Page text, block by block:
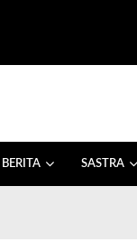
BERITA SASTRA